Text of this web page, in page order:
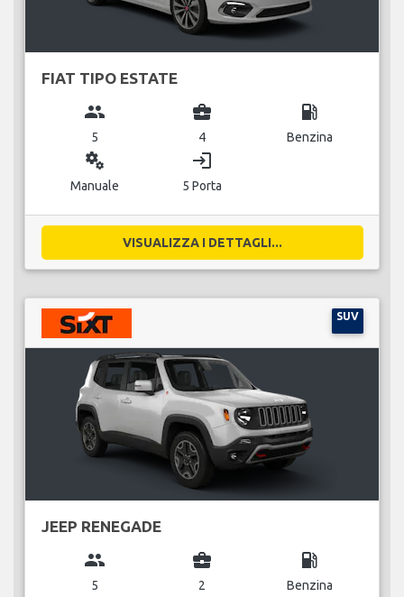
FIAT TIPO ESTATE
group
5
business_center
4
local_gas_station
Benzina
miscellaneous_services
Manuale
login
5 Porta
VISUALIZZA I DETTAGLI...
SUV
JEEP RENEGADE
group
5
business_center
2
local_gas_station
Benzina